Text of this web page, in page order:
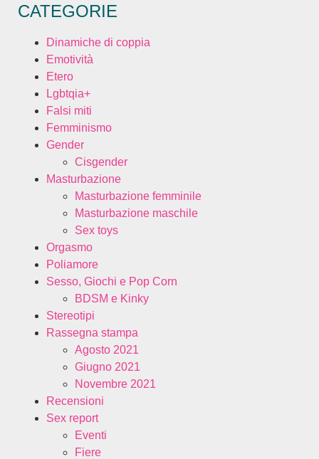
CATEGORIE
Dinamiche di coppia
Emotività
Etero
Lgbtqia+
Falsi miti
Femminismo
Gender
Cisgender
Masturbazione
Masturbazione femminile
Masturbazione maschile
Sex toys
Orgasmo
Poliamore
Sesso, Giochi e Pop Corn
BDSM e Kinky
Stereotipi
Rassegna stampa
Agosto 2021
Giugno 2021
Novembre 2021
Recensioni
Sex report
Eventi
Fiere